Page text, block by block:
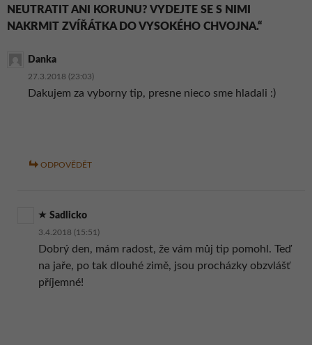
NEUTRATIT ANI KORUNU? VYDEJTE SE S NIMI
NAKRMIT ZVÍŘÁTKA DO VYSOKÉHO CHVOJNA.“
Danka
27.3.2018 (23:03)
Dakujem za vyborny tip, presne nieco sme hladali :)
ODPOVĚDĚT
Sadlicko
3.4.2018 (15:51)
Dobrý den, mám radost, že vám můj tip pomohl. Teď
na jaře, po tak dlouhé zimě, jsou procházky obzvlášť
příjemné!